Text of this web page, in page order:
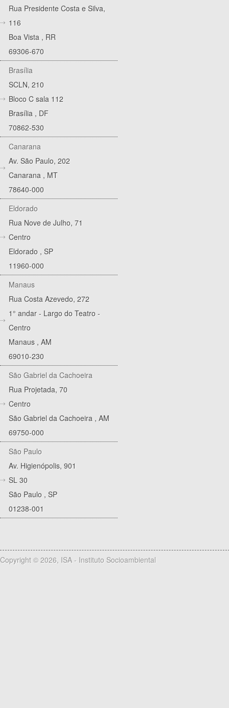
Rua Presidente Costa e Silva,
116
Boa Vista , RR
69306-670
Brasília
SCLN, 210
Bloco C sala 112
Brasília , DF
70862-530
Canarana
Av. São Paulo, 202
Canarana , MT
78640-000
Eldorado
Rua Nove de Julho, 71
Centro
Eldorado , SP
11960-000
Manaus
Rua Costa Azevedo, 272
1° andar - Largo do Teatro -
Centro
Manaus , AM
69010-230
São Gabriel da Cachoeira
Rua Projetada, 70
Centro
São Gabriel da Cachoeira , AM
69750-000
São Paulo
Av. Higienópolis, 901
SL 30
São Paulo , SP
01238-001
Copyright © 2026, ISA - Instituto Socioambiental